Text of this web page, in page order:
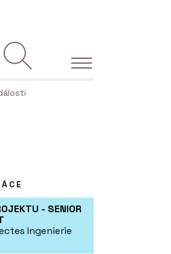
- SENIOR
Ingenierie